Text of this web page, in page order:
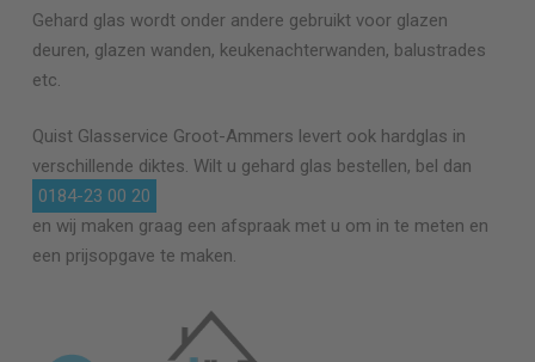
Gehard glas wordt onder andere gebruikt voor glazen
deuren, glazen wanden, keukenachterwanden, balustrades
etc.
Quist Glasservice Groot-Ammers levert ook hardglas in
verschillende diktes. Wilt u gehard glas bestellen, bel dan
0184-23 00 20
en wij maken graag een afspraak met u om in te meten en
een prijsopgave te maken.